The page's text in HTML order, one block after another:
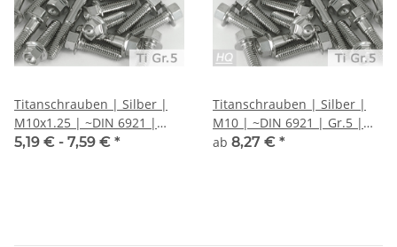
Titanschrauben | Silber |
M10x1.25 | ~DIN 6921 |
Gr.5 | Sechskant mit
5,19 € - 7,59 € *
Titanschrauben | Silber |
M10 | ~DIN 6921 | Gr.5 |
Sechskant mit Flansch
ab 8,27 € *